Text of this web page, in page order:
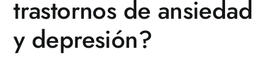
trastornos de ansiedad
y depresión?